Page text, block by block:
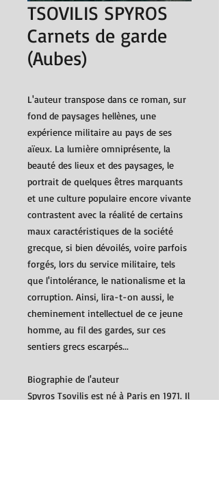
TSOVILIS SPYROS
Carnets de garde
(Aubes)
L'auteur transpose dans ce roman, sur
fond de paysages hellènes, une
expérience militaire au pays de ses
aïeux. La lumière omniprésente, la
beauté des lieux et des paysages, le
portrait de quelques êtres marquants
et une culture populaire encore vivante
contrastent avec la réalité de certains
maux caractéristiques de la société
grecque, si bien dévoilés, voire parfois
forgés, lors du service militaire, tels
que l'intolérance, le nationalisme et la
corruption. Ainsi, lira-t-on aussi, le
cheminement intellectuel de ce jeune
homme, au fil des gardes, sur ces
sentiers grecs escarpés...
Biographie de l'auteur
Spyros Tsovilis est né à Paris en 1971. Il